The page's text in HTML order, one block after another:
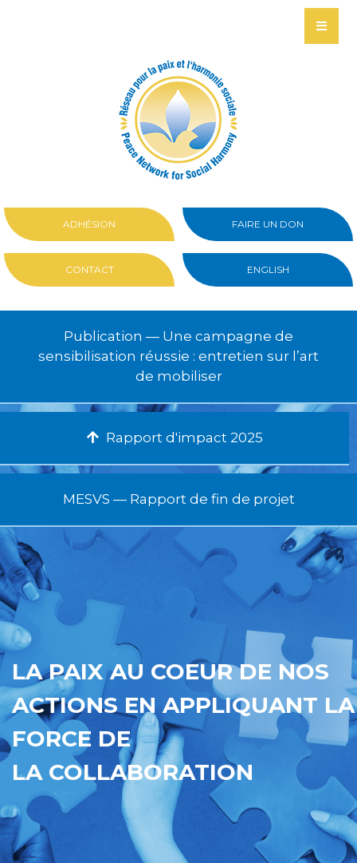
ADHÉSION FAIRE UN DON
CONTACT ENGLISH
Publication — Une campagne de
sensibilisation réussie : entretien sur l’art
de mobiliser
Rapport d'impact 2025
MESVS — Rapport de fin de projet
LA PAIX AU COEUR DE NOS
ACTIONS EN APPLIQUANT LA
FORCE DE
LA COLLABORATION